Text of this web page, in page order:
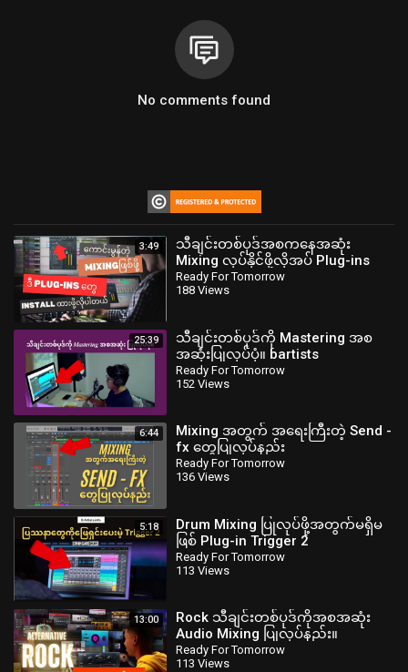
#readyfortomorrowmyanmar#ryanedit2024
#myanmar
#recordingstudio
#waveaudio#readyfortomorrow
#comprossormyanmar
#audiomixingmyanmar#protools12myanmar see
No comments found
3:49
သီချင်းတစ်ပုဒ်အစကနေအဆုံး
Mixing လုပ်နိုင်ဖို့လိုအပ် Plug-ins
များ readyfortomorrowmyanmar
Ready For Tomorrow
188 Views
25:39
သီချင်းတစ်ပုဒ်ကို Mastering အစ
အဆုံးပြုလုပ်ပုံ။ bartists
Ready For Tomorrow
152 Views
6:44
Mixing အတွက် အရေးကြီးတဲ့ Send -
fx တွေပြုလုပ်နည်း
Ready For Tomorrow
136 Views
5:18
Drum Mixing ပြုလုပ်ဖို့အတွက်မရှိမ
ဖြစ် Plug-in Trigger 2
Ready For Tomorrow
113 Views
13:00
Rock သီချင်းတစ်ပုဒ်ကိုအစအဆုံး
Audio Mixing ပြုလုပ်နည်း။
readyfortomorrowmyanmar
Ready For Tomorrow
113 Views